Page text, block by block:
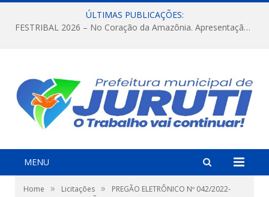
ÚLTIMAS PUBLICAÇÕES:
FESTRIBAL 2026 – No Coração da Amazônia. Apresentação da Munduruku.
MENU
Home » Licitações »
PREGÃO ELETRÔNICO Nº 042/2022-